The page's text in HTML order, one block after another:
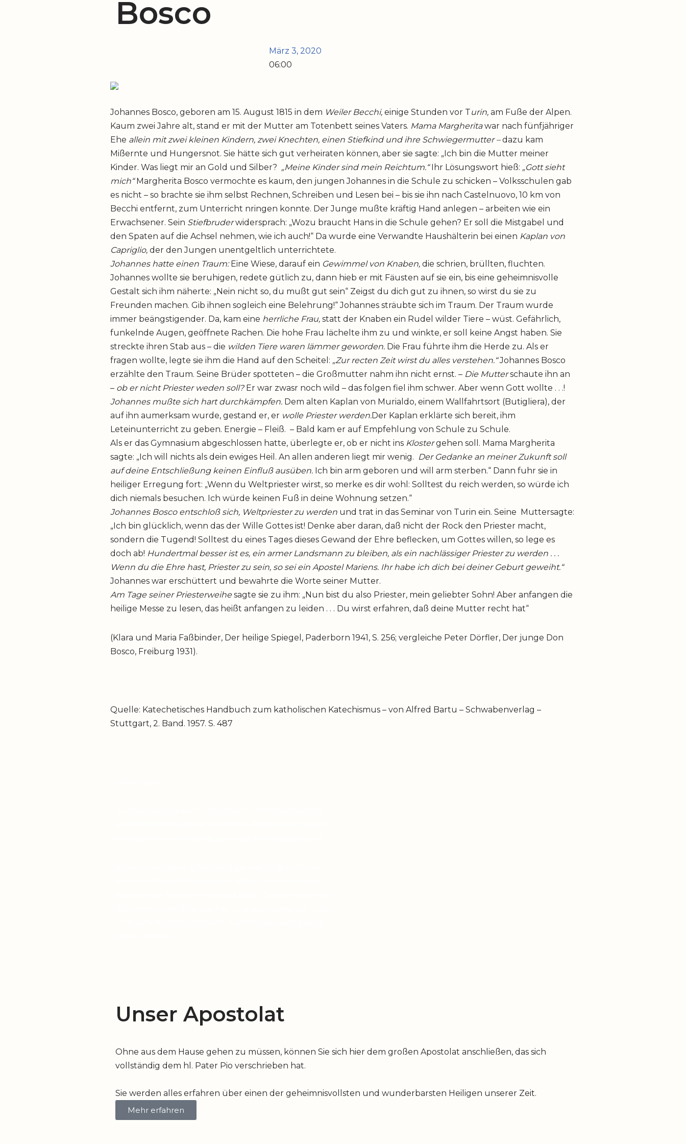
Bosco
März 3, 2020
06:00
Johannes Bosco, geboren am 15. August 1815 in dem Weiler Becchi,einige Stunden vor Turin,am Fuße der Alpen.
Kaum zwei Jahre alt, stand er mit der Mutter am Totenbett seines Vaters. Mama Margheritawar nach fünfjähriger
Ehe allein mit zwei kleinen Kindern, zwei Knechten, einen Stiefkind und ihre Schwiegermutter –dazu kam
Mißernte und Hungersnot. Sie hätte sich gut verheiraten können, aber sie sagte: „Ich bin die Mutter meiner
Kinder. Was liegt mir an Gold und Silber? „Meine Kinder sind mein Reichtum.“Ihr Lösungswort hieß: „Gott sieht
mich“Margherita Bosco vermochte es kaum, den jungen Johannes in die Schule zu schicken – Volksschulen gab
es nicht – so brachte sie ihm selbst Rechnen, Schreiben und Lesen bei – bis sie ihn nach Castelnuovo, 10 km von
Becchi entfernt, zum Unterricht nringen konnte. Der Junge mußte kräftig Hand anlegen – arbeiten wie ein
Erwachsener. Sein Stiefbruderwidersprach: „Wozu braucht Hans in die Schule gehen? Er soll die Mistgabel und
den Spaten auf die Achsel nehmen, wie ich auch!“ Da wurde eine Verwandte Haushälterin bei einen Kaplan von
Capriglio,der den Jungen unentgeltlich unterrichtete.
Johannes hatte einen Traum:Eine Wiese, darauf ein Gewimmel von Knaben,die schrien, brüllten, fluchten.
Johannes wollte sie beruhigen, redete gütlich zu, dann hieb er mit Fäusten auf sie ein, bis eine geheimnisvolle
Gestalt sich ihm näherte: „Nein nicht so, du mußt gut sein“ Zeigst du dich gut zu ihnen, so wirst du sie zu
Freunden machen. Gib ihnen sogleich eine Belehrung!“ Johannes sträubte sich im Traum. Der Traum wurde
immer beängstigender. Da, kam eine herrliche Frau,statt der Knaben ein Rudel wilder Tiere – wüst. Gefährlich,
funkelnde Augen, geöffnete Rachen. Die hohe Frau lächelte ihm zu und winkte, er soll keine Angst haben. Sie
streckte ihren Stab aus – die wilden Tiere waren lämmer geworden. Die Frau führte ihm die Herde zu. Als er
fragen wollte, legte sie ihm die Hand auf den Scheitel: „Zur recten Zeit wirst du alles verstehen.“Johannes Bosco
erzählte den Traum. Seine Brüder spotteten – die Großmutter nahm ihn nicht ernst. – Die Mutterschaute ihn an
– ob er nicht Priester weden soll? Er war zwasr noch wild – das folgen fiel ihm schwer. Aber wenn Gott wollte . . .!
Johannes mußte sich hart durchkämpfen. Dem alten Kaplan von Murialdo, einem Wallfahrtsort (Butigliera), der
auf ihn aumerksam wurde, gestand er, er wolle Priester werden.Der Kaplan erklärte sich bereit, ihm
Leteinunterricht zu geben. Energie – Fleiß. – Bald kam er auf Empfehlung von Schule zu Schule.
Als er das Gymnasium abgeschlossen hatte, überlegte er, ob er nicht ins Klostergehen soll. Mama Margherita
sagte: „Ich will nichts als dein ewiges Heil. An allen anderen liegt mir wenig. Der Gedanke an meiner Zukunft soll
auf deine Entschließung keinen Einfluß ausüben. Ich bin arm geboren und will arm sterben.“ Dann fuhr sie in
heiliger Erregung fort: „Wenn du Weltpriester wirst, so merke es dir wohl: Solltest du reich werden, so würde ich
dich niemals besuchen. Ich würde keinen Fuß in deine Wohnung setzen.“
Johannes Bosco entschloß sich, Weltpriester zu werden und trat in das Seminar von Turin ein. Seine Muttersagte:
„Ich bin glücklich, wenn das der Wille Gottes ist! Denke aber daran, daß nicht der Rock den Priester macht,
sondern die Tugend! Solltest du eines Tages dieses Gewand der Ehre beflecken, um Gottes willen, so lege es
doch ab! Hundertmal besser ist es, ein armer Landsmann zu bleiben, als ein nachlässiger Priester zu werden . . .
Wenn du die Ehre hast, Priester zu sein, so sei ein Apostel Mariens. Ihr habe ich dich bei deiner Geburt geweiht.“
Johannes war erschüttert und bewahrte die Worte seiner Mutter.
Am Tage seiner Priesterweihesagte sie zu ihm: „Nun bist du also Priester, mein geliebter Sohn! Aber anfangen die
heilige Messe zu lesen, das heißt anfangen zu leiden . . . Du wirst erfahren, daß deine Mutter recht hat“
(Klara und Maria Faßbinder, Der heilige Spiegel, Paderborn 1941, S. 256; vergleiche Peter Dörfler, Der junge Don
Bosco, Freiburg 1931).
Quelle: Katechetisches Handbuch zum katholischen Katechismus – von Alfred Bartu – Schwabenverlag –
Stuttgart, 2. Band. 1957. S. 487
Unser Apostolat
Ohne aus dem Hause gehen zu müssen, können Sie sich hier dem großen Apostolat anschließen, das sich
vollständig dem hl. Pater Pio verschrieben hat.
Sie werden alles erfahren über einen der geheimnisvollsten und wunderbarsten Heiligen unserer Zeit.
Mehr erfahren